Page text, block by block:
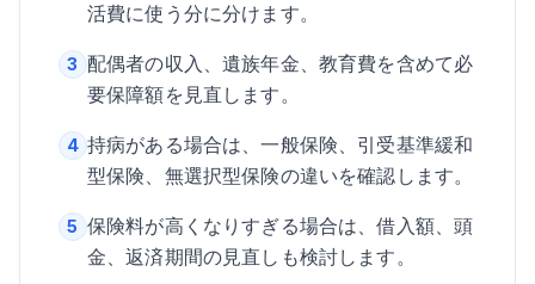
活費に使う分に分けます。
3 配偶者の収入、遺族年金、教育費を含めて必
要保障額を見直します。
4 持病がある場合は、一般保険、引受基準緩和
型保険、無選択型保険の違いを確認します。
5 保険料が高くなりすぎる場合は、借入額、頭
金、返済期間の見直しも検討します。